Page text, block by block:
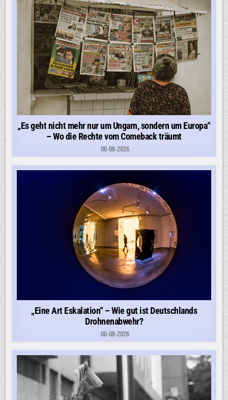
„Es geht nicht mehr nur um Ungarn, sondern um Europa“
– Wo die Rechte vom Comeback träumt
06-08-2026
„Eine Art Eskalation“ – Wie gut ist Deutschlands
Drohnenabwehr?
06-08-2026